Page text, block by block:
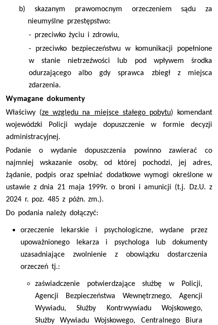
b) skazanym prawomocnym orzeczeniem sądu za
nieumyślne przestępstwo:
- przeciwko życiu i zdrowiu,
- przeciwko bezpieczeństwu w komunikacji popełnione
w stanie nietrzeźwości lub pod wpływem środka
odurzającego albo gdy sprawca zbiegł z miejsca
zdarzenia.
Wymagane dokumenty
Właściwy (ze względu na miejsce stałego pobytu) komendant
wojewódzki Policji wydaje dopuszczenie w formie decyzji
administracyjnej.
Podanie o wydanie dopuszczenia powinno zawierać co
najmniej wskazanie osoby, od której pochodzi, jej adres,
żądanie, podpis oraz spełniać dodatkowe wymogi określone w
ustawie z dnia 21 maja 1999r. o broni i amunicji (t.j. Dz.U. z
2024 r. poz. 485 z późn. zm.).
Do podania należy dołączyć:
orzeczenie lekarskie i psychologiczne, wydane przez
upoważnionego lekarza i psychologa lub dokumenty
uzasadniające zwolnienie z obowiązku dostarczenia
orzeczeń tj.:
zaświadczenie potwierdzające służbę w
Policji,
Agencji Bezpieczeństwa Wewnętrznego, Agencji
Wywiadu, Służby Kontrwywiadu Wojskowego,
Służby Wywiadu Wojskowego, Centralnego Biura